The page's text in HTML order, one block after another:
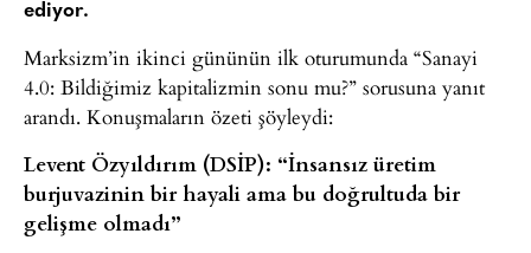
ediyor.
Marksizm’in ikinci gününün ilk oturumunda “Sanayi
4.0: Bildiğimiz kapitalizmin sonu mu?” sorusuna yanıt
arandı. Konuşmaların özeti şöyleydi:
Levent Özyıldırım (DSİP): “İnsansız üretim
burjuvazinin bir hayali ama bu doğrultuda bir
gelişme olmadı”